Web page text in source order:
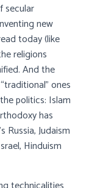
secular
new
today (like
religions
And the
ones
politics: Islam
has
Russia, Judaism
Hinduism